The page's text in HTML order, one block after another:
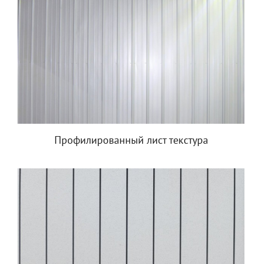
Профилированный лист текстура